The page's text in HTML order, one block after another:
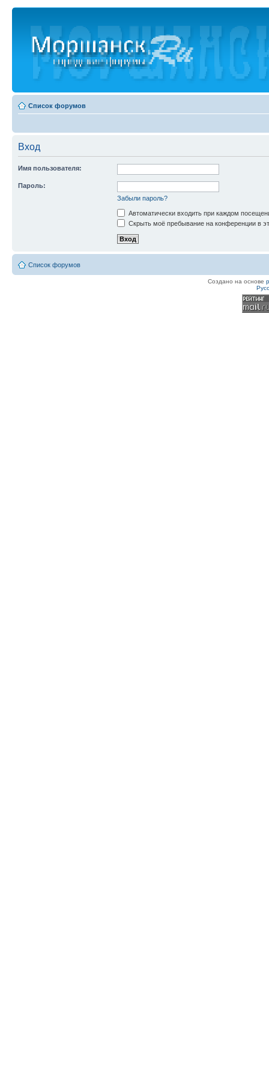
Список форумов
Вход
Имя пользователя:
Пароль:
Забыли пароль?
Автоматически входить при каждом
Скрыть моё пребывание на конференции в
Список форумов
Создано на основе